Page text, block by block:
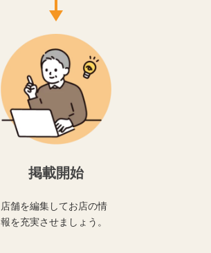
掲載開始
店舗を編集してお店の情
報を充実させましょう。